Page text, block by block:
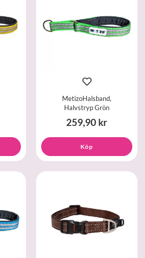
MetizoHalsband,
Halvstryp Grön
259,90 kr
Köp